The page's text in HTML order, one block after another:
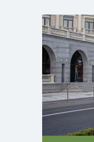
содержимому